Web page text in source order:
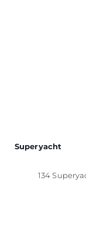
Superyacht
134